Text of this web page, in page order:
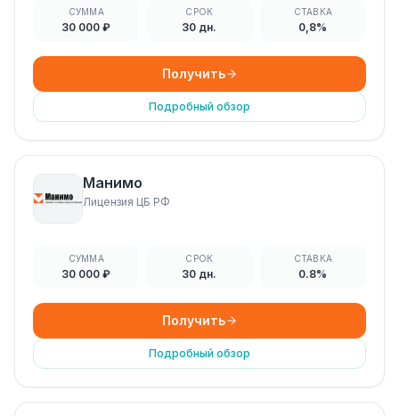
СУММА
30 000 ₽
СРОК
30 дн.
СТАВКА
0,8%
Получить
Подробный обзор
Манимо
Лицензия ЦБ РФ
СУММА
30 000 ₽
СРОК
30 дн.
СТАВКА
0.8%
Получить
Подробный обзор